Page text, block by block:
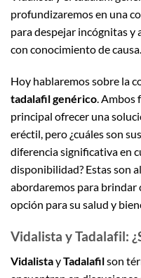
profundizaremos en una
para despejar incógnitas y
con conocimiento de causa.
Hoy hablaremos sobre la
tadalafil genérico. Ambos
principal ofrecer una
eréctil, pero ¿cuáles son
diferencia significativa en
disponibilidad? Estas son
abordaremos para brindar
opción para su salud y
Vidalista y Tadalafil:
VidalistayTadalafilson